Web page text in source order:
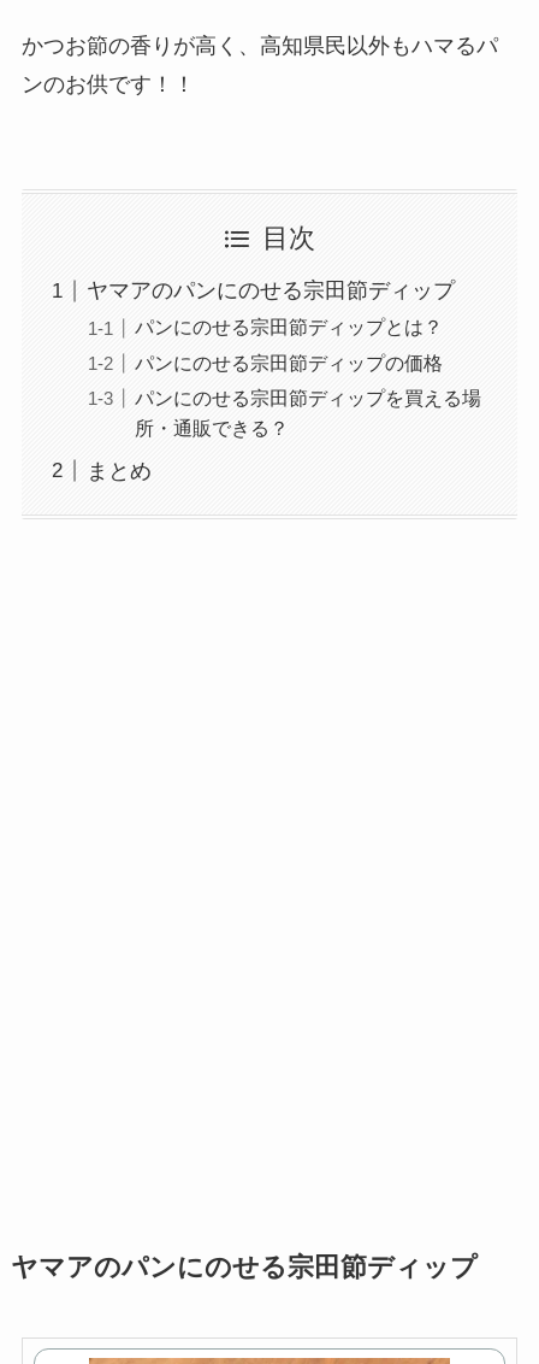
かつお節の香りが高く、高知県民以外もハマるパ
ンのお供です！！
目次
ヤマアのパンにのせる宗田節ディップ
パンにのせる宗田節ディップとは？
パンにのせる宗田節ディップの価格
パンにのせる宗田節ディップを買える場
所・通販できる？
まとめ
ヤマアのパンにのせる宗田節ディップ